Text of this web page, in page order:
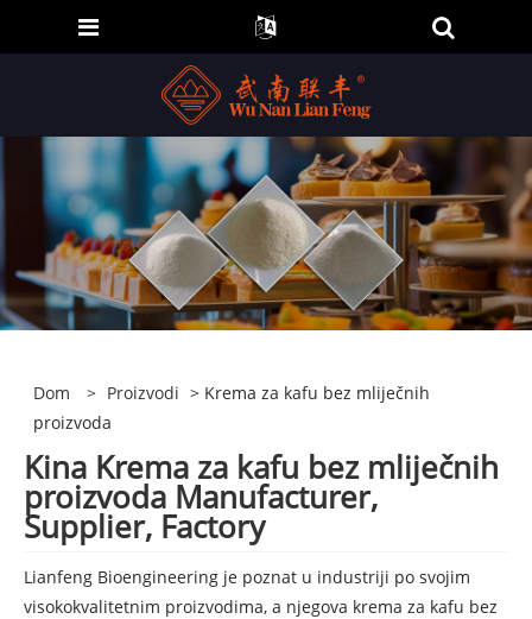
Dom > Proizvodi > Krema za kafu bez mliječnih
proizvoda
Kina Krema za kafu bez mliječnih
proizvoda Manufacturer,
Supplier, Factory
Lianfeng Bioengineering je poznat u industriji po svojim
visokokvalitetnim proizvodima, a njegova krema za kafu bez